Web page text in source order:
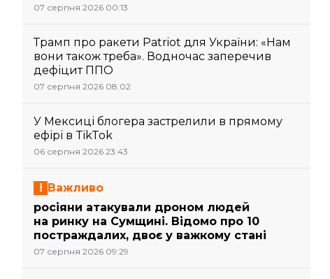
07 серпня 2026 00:13
Трамп про ракети Patriot для України: «Нам
вони також треба». Водночас заперечив
дефіцит ППО
07 серпня 2026 08:02
У Мексиці блогера застрелили в прямому
ефірі в TikTok
06 серпня 2026 23:43
Важливо
росіяни атакували дроном людей
на ринку на Сумщині. Відомо про 10
постраждалих, двоє у важкому стані
07 серпня 2026 09:29